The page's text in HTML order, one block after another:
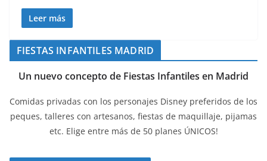
Leer más
FIESTAS INFANTILES MADRID
Un nuevo concepto de Fiestas Infantiles en Madrid
Comidas privadas con los personajes Disney preferidos de los
peques, talleres con artesanos, fiestas de maquillaje, pijamas
etc. Elige entre más de 50 planes ÚNICOS!